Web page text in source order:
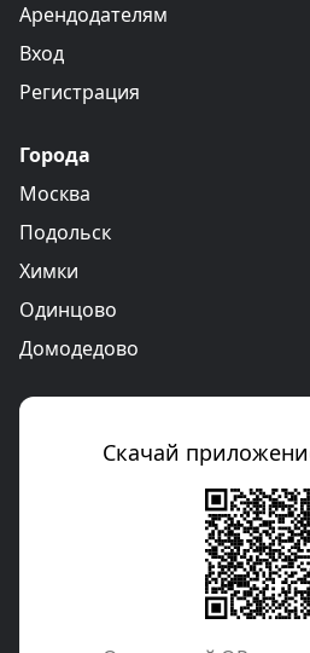
Арендодателям
Вход
Регистрация
Города
Москва
Подольск
Химки
Одинцово
Домодедово
Скачай